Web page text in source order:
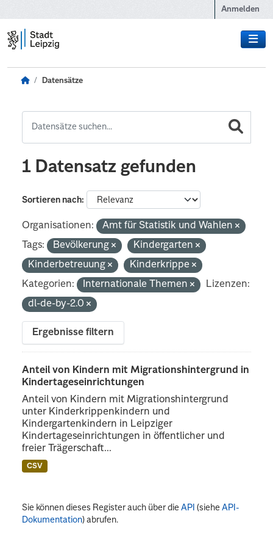
Anmelden
Datensätze
1 Datensatz gefunden
Sortieren nach
Organisationen:
Amt für Statistik und Wahlen
Tags:
Bevölkerung
Kindergarten
Kinderbetreuung
Kinderkrippe
Kategorien:
Internationale Themen
Lizenzen:
dl-de-by-2.0
Ergebnisse filtern
Anteil von Kindern mit Migrationshintergrund in
Kindertageseinrichtungen
Anteil von Kindern mit Migrationshintergrund
unter Kinderkrippenkindern und
Kindergartenkindern in Leipziger
Kindertageseinrichtungen in öffentlicher und
freier Trägerschaft...
CSV
Sie können dieses Register auch über dieAPI (sieheAPI-
Dokumentation) abrufen.